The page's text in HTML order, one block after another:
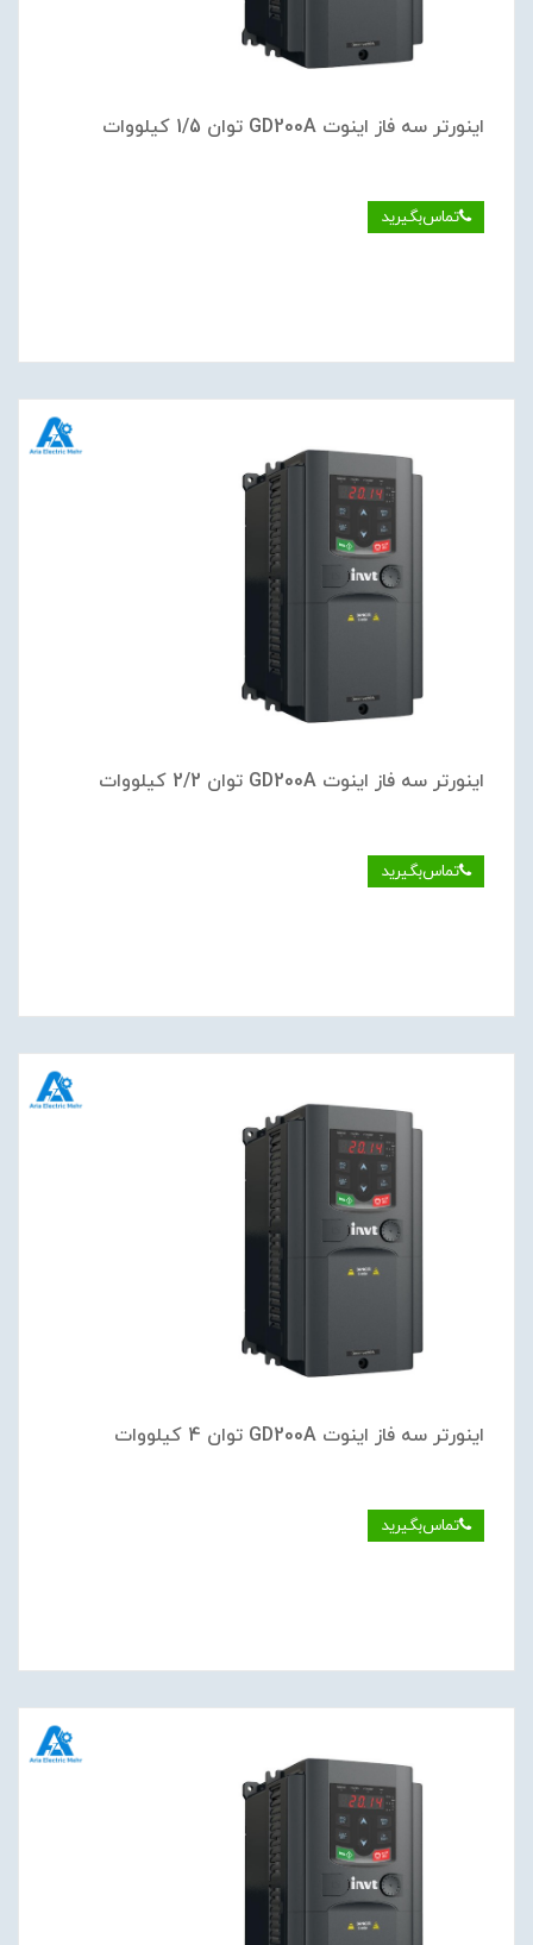
اینورتر سه فاز اینوت GD200A توان 1/5 کیلووات
تماس‌بگیرید
اینورتر سه فاز اینوت GD200A توان 2/2 کیلووات
تماس‌بگیرید
اینورتر سه فاز اینوت GD200A توان 4 کیلووات
تماس‌بگیرید